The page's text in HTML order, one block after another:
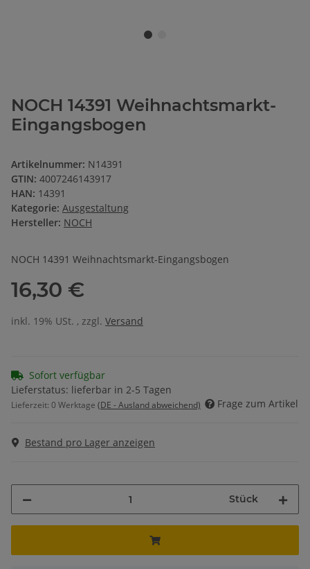
NOCH 14391 Weihnachtsmarkt-
Eingangsbogen
Artikelnummer: N14391
GTIN: 4007246143917
HAN: 14391
Kategorie: Ausgestaltung
Hersteller: NOCH
NOCH 14391 Weihnachtsmarkt-Eingangsbogen
16,30 €
inkl. 19% USt. , zzgl. Versand
Sofort verfügbar
Lieferstatus: lieferbar in 2-5 Tagen
Lieferzeit: 0 Werktage (DE - Ausland abweichend) Frage zum Artikel
Bestand pro Lager anzeigen
Stück